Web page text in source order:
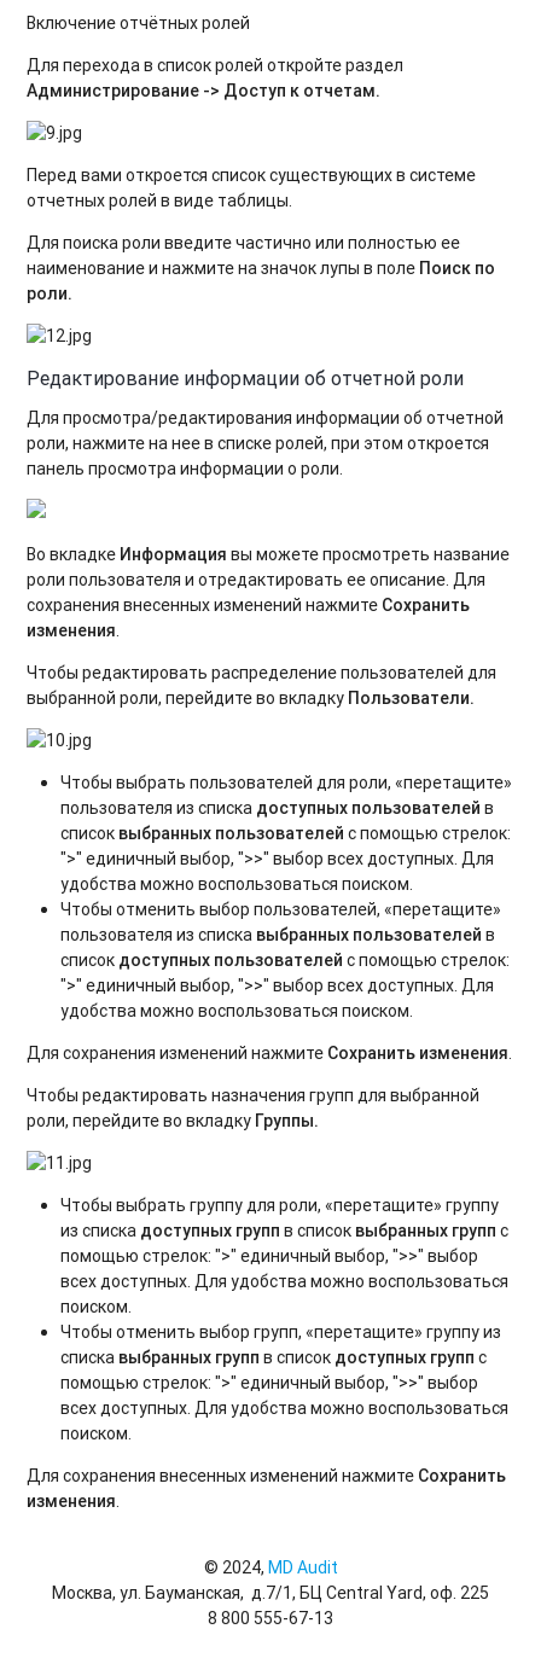
Включение отчётных ролей
Для перехода в список ролей откройте раздел
Администрирование -> Доступ к отчетам.
Перед вами откроется список существующих в системе
отчетных ролей в виде таблицы.
Для поиска роли введите частично или полностью ее
наименование и нажмите на значок лупы в поле Поиск по
роли.
Редактирование информации об отчетной роли
Для просмотра/редактирования информации об отчетной
роли, нажмите на нее в списке ролей, при этом откроется
панель просмотра информации о роли.
Во вкладке Информация вы можете просмотреть название
роли пользователя и отредактировать ее описание. Для
сохранения внесенных изменений нажмите Сохранить
изменения
Чтобы редактировать распределение пользователей для
выбранной роли, перейдите во вкладку Пользователи.
Чтобы выбрать пользователей для роли, «перетащите»
пользователя из списка доступных пользователей в
список выбранных пользователей с помощью стрелок:
">" единичный выбор, ">>" выбор всех доступных. Для
удобства можно воспользоваться поиском.
Чтобы отменить выбор пользователей, «перетащите»
пользователя из списка выбранных пользователей в
список доступных пользователей с помощью стрелок:
">" единичный выбор, ">>" выбор всех доступных. Для
удобства можно воспользоваться поиском.
Для сохранения изменений нажмите Сохранить изменения
Чтобы редактировать назначения групп для выбранной
роли, перейдите во вкладку Группы.
Чтобы выбрать группу для роли, «перетащите» группу
из списка доступных групп в список выбранных группс
помощью стрелок: ">" единичный выбор, ">>" выбор
всех доступных. Для удобства можно воспользоваться
поиском.
Чтобы отменить выбор групп, «перетащите» группу из
списка выбранных групп в список доступных группс
помощью стрелок: ">" единичный выбор, ">>" выбор
всех доступных. Для удобства можно воспользоваться
поиском.
Для сохранения внесенных изменений нажмите Сохранить
изменения
© 2024, MD Audit
Москва, ул. Бауманская, д.7/1, БЦ Central Yard, оф. 225
8 800 555-67-13